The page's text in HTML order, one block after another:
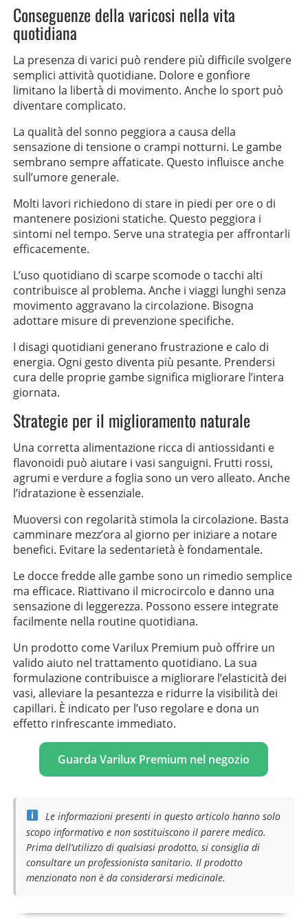
Conseguenze della varicosi nella vita
quotidiana
La presenza di varici può rendere più difficile svolgere
semplici attività quotidiane. Dolore e gonfiore
limitano la libertà di movimento. Anche lo sport può
diventare complicato.
La qualità del sonno peggiora a causa della
sensazione di tensione o crampi notturni. Le gambe
sembrano sempre affaticate. Questo influisce anche
sull’umore generale.
Molti lavori richiedono di stare in piedi per ore o di
mantenere posizioni statiche. Questo peggiora i
sintomi nel tempo. Serve una strategia per affrontarli
efficacemente.
L’uso quotidiano di scarpe scomode o tacchi alti
contribuisce al problema. Anche i viaggi lunghi senza
movimento aggravano la circolazione. Bisogna
adottare misure di prevenzione specifiche.
I disagi quotidiani generano frustrazione e calo di
energia. Ogni gesto diventa più pesante. Prendersi
cura delle proprie gambe significa migliorare l’intera
giornata.
Strategie per il miglioramento naturale
Una corretta alimentazione ricca di antiossidanti e
flavonoidi può aiutare i vasi sanguigni. Frutti rossi,
agrumi e verdure a foglia sono un vero alleato. Anche
l’idratazione è essenziale.
Muoversi con regolarità stimola la circolazione. Basta
camminare mezz’ora al giorno per iniziare a notare
benefici. Evitare la sedentarietà è fondamentale.
Le docce fredde alle gambe sono un rimedio semplice
ma efficace. Riattivano il microcircolo e danno una
sensazione di leggerezza. Possono essere integrate
facilmente nella routine quotidiana.
Un prodotto come Varilux Premium può offrire un
valido aiuto nel trattamento quotidiano. La sua
formulazione contribuisce a migliorare l’elasticità dei
vasi, alleviare la pesantezza e ridurre la visibilità dei
capillari. È indicato per l’uso regolare e dona un
effetto rinfrescante immediato.
Guarda Varilux Premium nel negozio
Le informazioni presenti in questo articolo hanno solo
scopo informativo e non sostituiscono il parere medico.
Prima dell’utilizzo di qualsiasi prodotto, si consiglia di
consultare un professionista sanitario. Il prodotto
menzionato non è da considerarsi medicinale.